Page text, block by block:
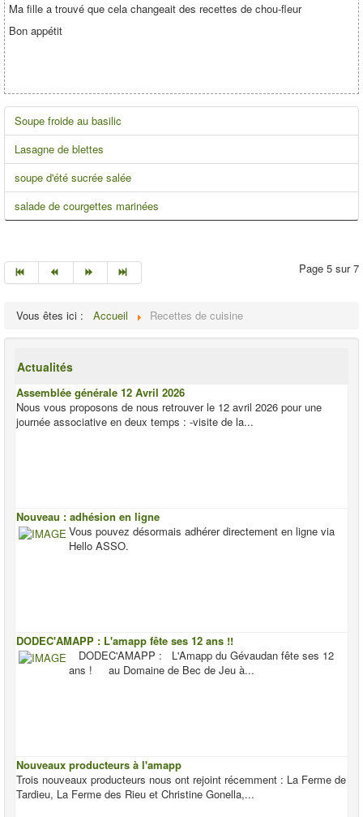
Ma fille a trouvé que cela changeait des recettes de chou-fleur
Bon appétit
Soupe froide au basilic
Lasagne de blettes
soupe d'été sucrée salée
salade de courgettes marinées
Page 5 sur 7
Vous êtes ici : Accueil Recettes de cuisine
Actualités
Assemblée générale 12 Avril 2026
Nous vous proposons de nous retrouver le 12 avril 2026 pour une
journée associative en deux temps : -visite de la...
Nouveau : adhésion en ligne
Vous pouvez désormais adhérer directement en ligne via
Hello ASSO.
DODEC'AMAPP : L'amapp fête ses 12 ans !!
DODEC'AMAPP : L'Amapp du Gévaudan fête ses 12
ans ! au Domaine de Bec de Jeu à...
Nouveaux producteurs à l'amapp
Trois nouveaux producteurs nous ont rejoint récemment : La Ferme de
Tardieu, La Ferme des Rieu et Christine Gonella,...